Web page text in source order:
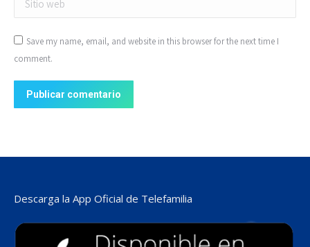
Save my name, email, and website in this browser for the next time I
comment.
Publicar comentario
Descarga la App Oficial de Telefamilia